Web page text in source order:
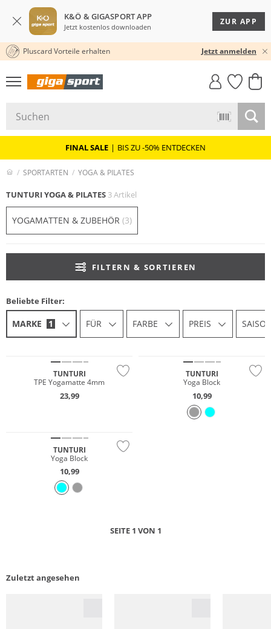
K&Ö & GIGASPORT APP
Jetzt kostenlos downloaden
ZUR APP
KOSTENLOSER VERSAND* & RÜCKVERSAND
Pluscard Vorteile erhalten Jetzt anmelden
GIGASTYLE
FAHRRAD­
MUST-HAVE
FINAL SALE | BIS ZU -50% ENTDECKEN
SPORTARTEN YOGA & PILATES
TUNTURI YOGA & PILATES 3 Artikel
YOGAMATTEN & ZUBEHÖR (3)
FILTERN & SORTIEREN
Beliebte Filter:
MARKE 1 FÜR FARBE PREIS
TUNTURI
TPE Yogamatte 4mm
23,99
TUNTURI
Yoga Block
10,99
TUNTURI
Yoga Block
10,99
SEITE 1 VON 1
Zuletzt angesehen